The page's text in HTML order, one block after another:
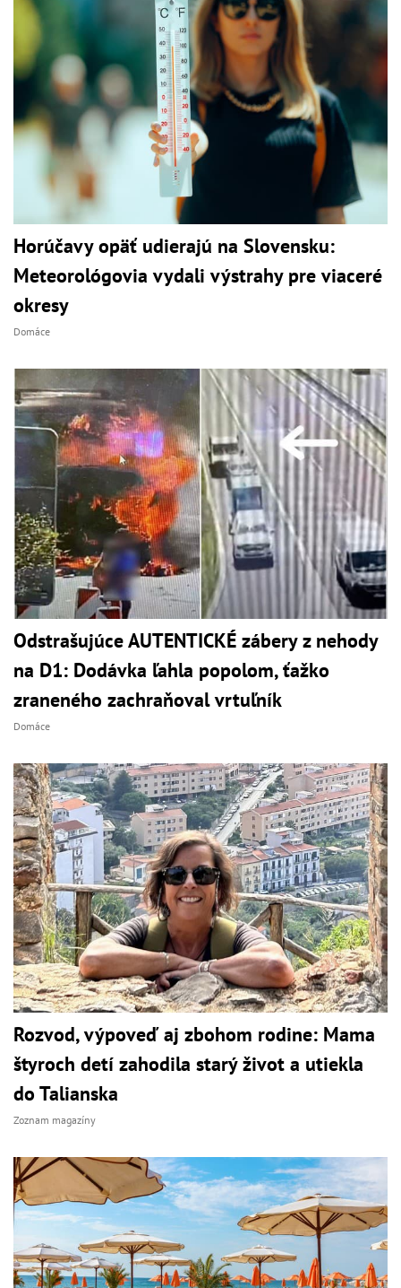
Horúčavy opäť udierajú na Slovensku:
Meteorológovia vydali výstrahy pre viaceré
okresy
Domáce
Odstrašujúce AUTENTICKÉ zábery z nehody
na D1: Dodávka ľahla popolom, ťažko
zraneného zachraňoval vrtuľník
Domáce
Rozvod, výpoveď aj zbohom rodine: Mama
štyroch detí zahodila starý život a utiekla
do Talianska
Zoznam magazíny